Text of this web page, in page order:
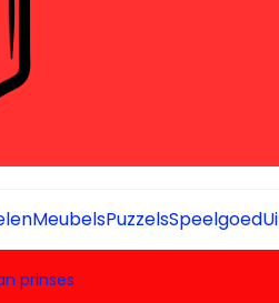
MeubelsPuzzelsSpeelgoed
prinses